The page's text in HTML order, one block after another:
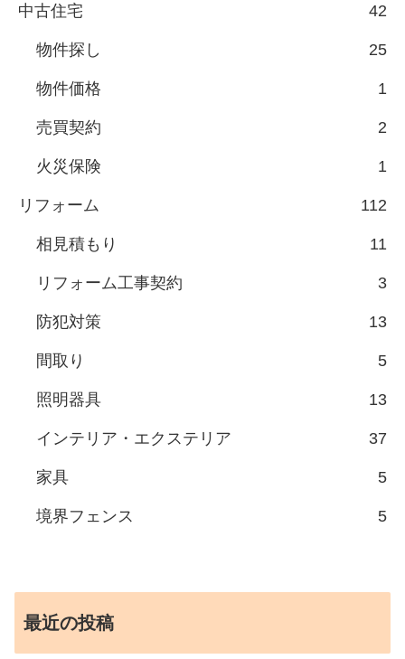
中古住宅 42
物件探し 25
物件価格 1
売買契約 2
火災保険 1
リフォーム 112
相見積もり 11
リフォーム工事契約 3
防犯対策 13
間取り 5
照明器具 13
インテリア・エクステリア 37
家具 5
境界フェンス 5
最近の投稿